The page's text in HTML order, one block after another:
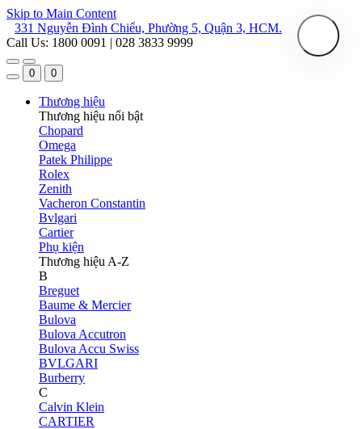
Skip to Main Content
331 Nguyễn Đình Chiểu, Phường 5, Quận 3, HCM.
Call Us: 1800 0091 | 028 3833 9999
0 0
Thương hiệu
Thương hiệu nổi bật
Chopard
Omega
Patek Philippe
Rolex
Zenith
Vacheron Constantin
Bvlgari
Cartier
Phụ kiện
Thương hiệu A-Z
B
Breguet
Baume & Mercier
Bulova
Bulova Accutron
Bulova Accu Swiss
BVLGARI
Burberry
C
Calvin Klein
CARTIER